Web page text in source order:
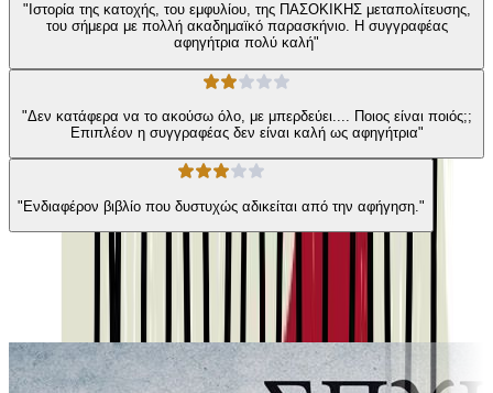
"Ιστορία της κατοχής, του εμφυλίου, της ΠΑΣΟΚΙΚΗΣ μεταπολίτευσης,
του σήμερα με πολλή ακαδημαϊκό παρασκήνιο. Η συγγραφέας
αφηγήτρια πολύ καλή"
"Δεν κατάφερα να το ακούσω όλο, με μπερδεύει.... Ποιος είναι ποιός;;
Επιπλέον η συγγραφέας δεν είναι καλή ως αφηγήτρια"
"Ενδιαφέρον βιβλίο που δυστυχώς αδικείται από την αφήγηση."
Παρόμοιες επιλογές